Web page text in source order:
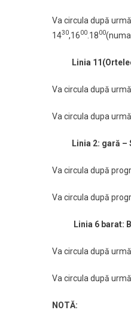
Va circula după
1430,1600 .1800
Linia
Va circula după
Va circula dupa
Linia 2: gară
Va circula după
Va circula după
Linia 6 barat:
Va circula după
Va circula după
NOTĂ: